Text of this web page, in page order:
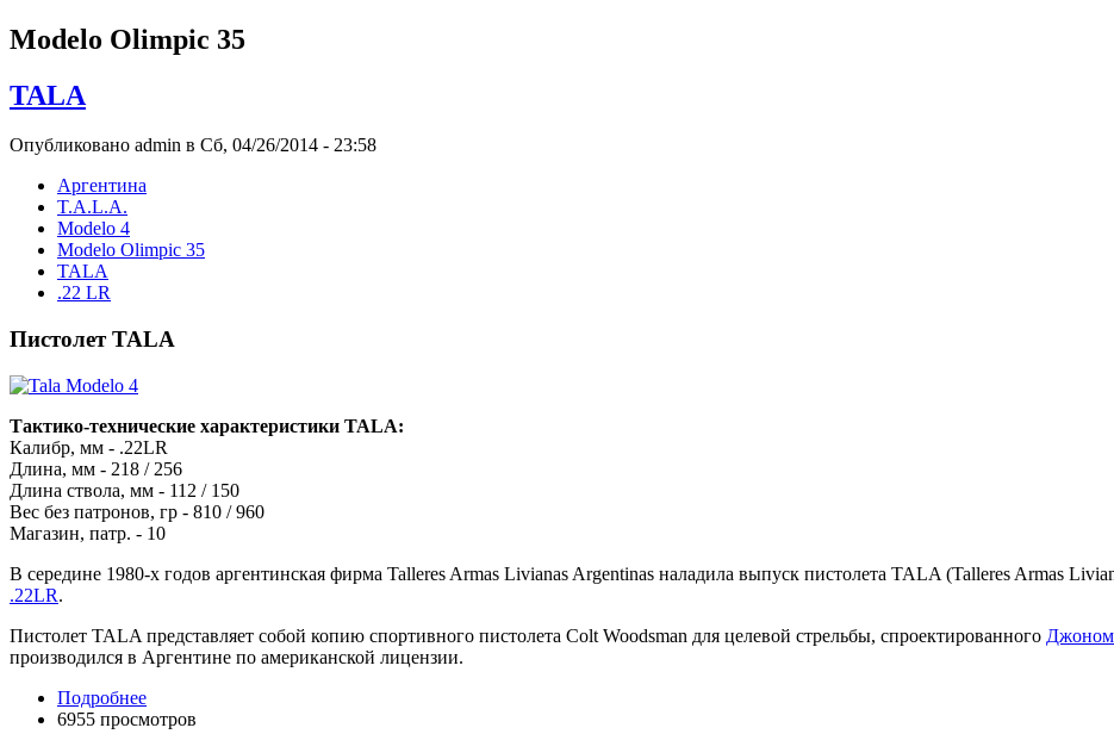
Modelo Olimpic 35
TALA
Опубликовано admin в Сб, 04/26/2014 - 23:58
Аргентина
T.A.L.A.
Modelo 4
Modelo Olimpic 35
TALA
.22 LR
Пистолет TALA
Тактико-технические характеристики TALA:
Калибр, мм - .22LR
Длина, мм - 218 / 256
Длина ствола, мм - 112 / 150
Вес без патронов, гр - 810 / 960
Магазин, патр. - 10
В середине 1980-х годов аргентинская фирма Talleres Armas Livianas Argentinas наладила выпуск пистолета TALA (Talleres Armas
.22LR.
Пистолет TALA представляет собой копию спортивного пистолета Colt Woodsman для целевой стрельбы, спроектированного Джоном
производился в Аргентине по американской лицензии.
Подробнее
6955 просмотров